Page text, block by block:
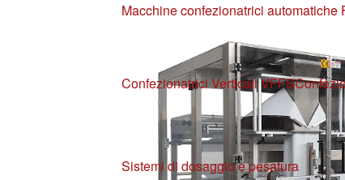
Macchine confezionatrici automatiche
Confezionatrici Verticali VFFS
Sistemi di dosaggio e pesatura